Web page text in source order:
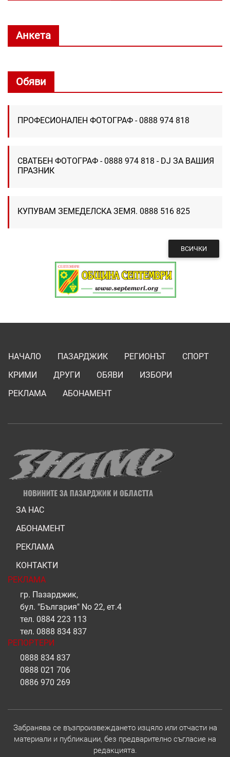
Анкета
Обяви
ПРОФЕСИОНАЛЕН ФОТОГРАФ - 0888 974 818
СВАТБЕН ФОТОГРАФ - 0888 974 818 - DJ ЗА ВАШИЯ
ПРАЗНИК
КУПУВАМ ЗЕМЕДЕЛСКА ЗЕМЯ. 0888 516 825
ВСИЧКИ
НАЧАЛО ПАЗАРДЖИК РЕГИОНЪТ
СПОРТ
КРИМИ
ДРУГИ ОБЯВИ
ИЗБОРИ
РЕКЛАМА
АБОНАМЕНТ
ЗА НАС
АБОНАМЕНТ
РЕКЛАМА
КОНТАКТИ
РЕКЛАМА
гр. Пазарджик,
бул. "България" No 22, ет.4
тел. 0884 223 113
тел. 0888 834 837
РЕПОРТЕРИ
0888 834 837
0888 021 706
0886 970 269
Забранява се възпроизвеждането изцяло или отчасти на
материали и публикации, без предварително съгласие на
редакцията.